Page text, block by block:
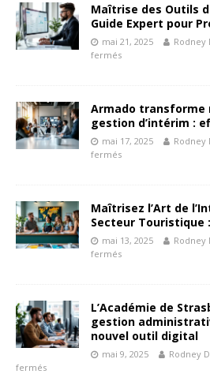
Maîtrise des Outils
Guide Expert pour
mai 21, 2025 Rodney
fermés
Armado transforme
gestion d’intérim :
mai 17, 2025 Rodney
fermés
Maîtrisez l’Art de
Secteur Touristique
mai 13, 2025 Rodney
fermés
L’Académie de
gestion
nouvel outil digital
mai 9, 2025 Rodney
fermés